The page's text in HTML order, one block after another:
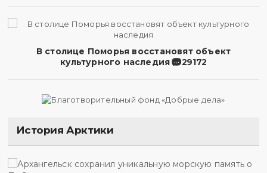
В столице Поморья восстановят объект
культурного наследия
29172
История Арктики